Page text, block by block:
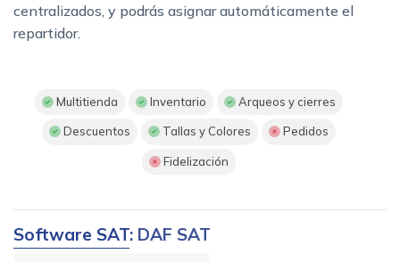
centralizados, y podrás asignar automáticamente el
repartidor.
Multitienda Inventario Arqueos y cierres
Descuentos Tallas y Colores Pedidos
Fidelización
Software SAT: DAF SAT